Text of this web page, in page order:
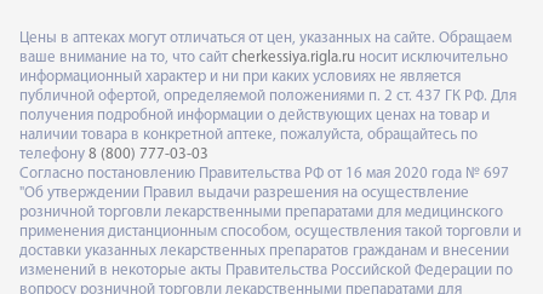
Цены в аптеках могут отличаться от цен, указанных на сайте. Обращаем
ваше внимание на то, что сайт cherkessiya.rigla.ru носит исключительно
информационный характер и ни при каких условиях не является
публичной офертой, определяемой положениями п. 2 ст. 437 ГК РФ. Для
получения подробной информации о действующих ценах на товар и
наличии товара в конкретной аптеке, пожалуйста, обращайтесь по
телефону 8 (800) 777-03-03
Согласно постановлению Правительства РФ от 16 мая 2020 года № 697
"Об утверждении Правил выдачи разрешения на осуществление
розничной торговли лекарственными препаратами для медицинского
применения дистанционным способом, осуществления такой торговли и
доставки указанных лекарственных препаратов гражданам и внесении
изменений в некоторые акты Правительства Российской Федерации по
вопросу розничной торговли лекарственными препаратами для